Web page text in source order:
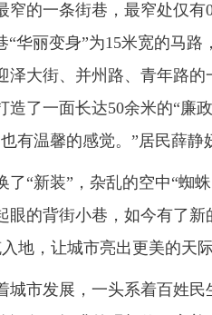
的一条街巷，最窄处仅有
“华丽变身”为15米宽的马
泽大街、并州路、青年路
造了一面长达50余米的“廉
有温馨的感觉。”居民薛静
新装”，杂乱的空中“蜘蛛
的背街小巷，如今有了新
地，让城市亮出更美的天际
市发展，一头系着百姓民